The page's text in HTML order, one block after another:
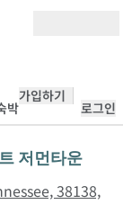
박
가입하기
로그인
저먼타운
38138,